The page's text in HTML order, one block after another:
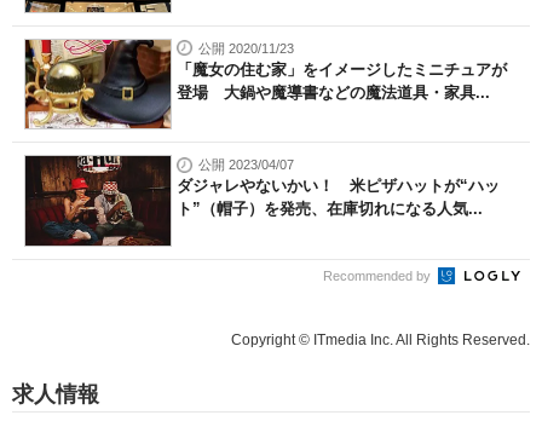
公開 2020/11/23
「魔女の住む家」をイメージしたミニチュアが
登場 大鍋や魔導書などの魔法道具・家具...
公開 2023/04/07
ダジャレやないかい！ 米ピザハットが“ハッ
ト”（帽子）を発売、在庫切れになる人気...
Recommended by
Copyright © ITmedia Inc. All Rights Reserved.
求人情報